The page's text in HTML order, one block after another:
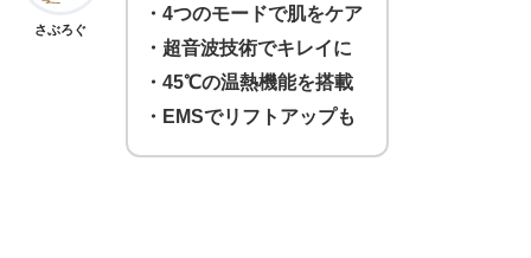
さぶろぐ
・4つのモードで肌をケア
・超音波技術でキレイに
・45℃の温熱機能を搭載
・EMSでリフトアップも